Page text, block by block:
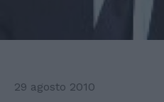
29 agosto 2010